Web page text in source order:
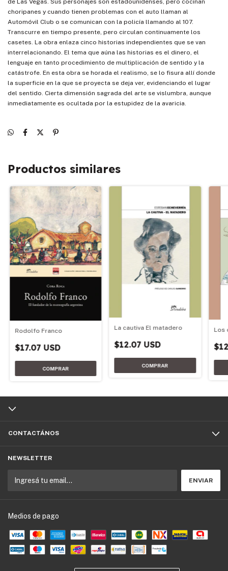
choripanes y cuando tienen problemas con el auto llaman al
Automóvil Club o se comunican con la policía llamando al 107.
Transcurre en tiempo presente, pero circulan continuamente los
casetes. La obra enlaza cinco historias independientes que se van
interrelacionando. El tema que aúna las historias es el dinero, el
lenguaje en tanto procedimiento de multiplicación de sentido y la
catástrofe. En esta obra se horada el realismo, se lo fisura allí donde
la superficie en la que se proyecta se deja ver, evidenciando el lugar
del sentido. Cierta dimensión sagrada del arte se vislumbra, aunque
inmediatamente es ocultada por la estupidez de la avaricia.
Productos similares
Rodolfo Franco
$17.07 USD
La cautiva El matadero
$12.07 USD
Los
CONTACTÁNOS
NEWSLETTER
Medios de pago